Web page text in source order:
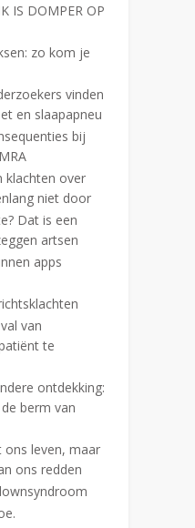
IS DOMPER OP
zo kom je
vinden
en slaapapneu
bij
klachten over
niet door
Dat is een
artsen
apps
van
te
ontdekking:
berm van
ons leven, maar
ons redden